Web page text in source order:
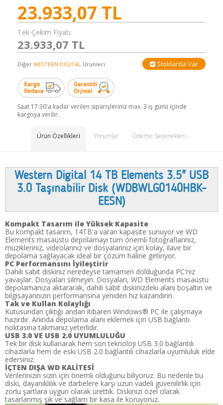
23.933,07 TL
Tek Çekim Fiyatı:
23.933,07 TL
Diğer WESTERN DIGITAL Ürünleri Stoklarda Var
Saat 17:30'a kadar verilen siparişleriniz max. 3 iş günü içinde
kargoya verilir.
Ürün Özellikleri Yorumlar Ödeme Seçenekleri
Western Digital 14 TB Elements 3.5" USB
3.0 Taşınabilir Disk (WDBWLG0140HBK-
EESN)
Kompakt Tasarım ile Yüksek Kapasite
Bu kompakt tasarım, 14TB'a varan kapasite sunuyor ve WD
Elements masaüstü depolamayı tüm önemli fotoğraflarınız,
müzikleriniz, videolarınız ve dosyalarınız için kolay, ilave bir
depolama sağlayacak ideal bir çözüm haline getiriyor.
PC Performansını İyileştirir
Dahili sabit diskiniz neredeyse tamamen dolduğunda PC'niz
yavaşlar. Dosyaları silmeyin. Dosyaları, WD Elements masaüstü
depolamanıza aktararak, dahili sabit diskinizdeki alanı boşaltın ve
bilgisayarınızın performansına yeniden hız kazandırın.
Tak ve Kullan Kolaylığı
Kutusundan çıktığı andan itibaren Windows® PC ile çalışmaya
hazırdır. Anında depolama alanı eklemek için USB bağlantı
noktasına takmanız yeterlidir.
USB 3.0 VE USB 2.0 UYUMLULUĞU
Tek bir disk kullanarak hem son teknoloji USB 3.0 bağlantılı
cihazlarla hem de eski USB 2.0 bağlantılı cihazlarla uyumluluk elde
edersiniz.
İÇTEN DIŞA WD KALİTESİ
Verilerinizin sizin için önemli olduğunu biliyoruz. Bu nedenle bu
diski, dayanıklılık ve darbelere karşı uzun vadeli güvenilirlik için
zorlu şartlara uygun olarak ürettik. Diskinizi özel olarak
tasarlanmış şık ve sağlam bir kasa ile koruyoruz.